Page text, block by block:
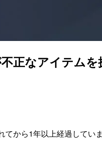
正なアイテムを
てから1年以上経過してい